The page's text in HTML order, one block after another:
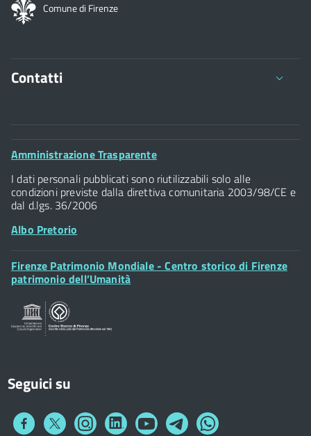
Comune di Firenze
Contatti
Comune di Firenze
Palazzo Vecchio
Piazza della Signoria - 50122, Firenze
P.IVA 01307110484
Posta Elettronica Certificata
Footer
Amministrazione Trasparente
I dati personali pubblicati sono riutilizzabili solo alle
condizioni previste dalla direttiva comunitaria 2003/98/CE e
dal d.lgs. 36/2006
Albo Pretorio
Footer
Widget
Firenze Patrimonio Mondiale - Centro storico di Firenze
patrimonio dell’Umanità
Seguici su
Collegamento
Collegamento
a
Collegamento
a
Collegamento
a
Collegamento
a
Collegamento
a
Collegamento
a